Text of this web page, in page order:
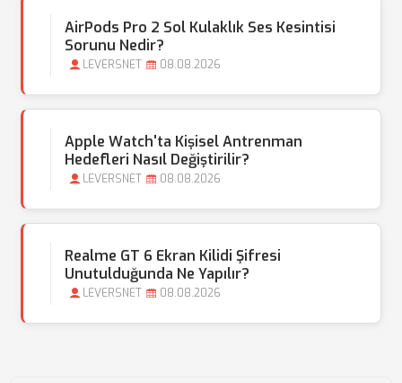
AirPods Pro 2 Sol Kulaklık Ses Kesintisi
Sorunu Nedir?
LEVERSNET 08.08.2026
Apple Watch'ta Kişisel Antrenman
Hedefleri Nasıl Değiştirilir?
LEVERSNET 08.08.2026
Realme GT 6 Ekran Kilidi Şifresi
Unutulduğunda Ne Yapılır?
LEVERSNET 08.08.2026